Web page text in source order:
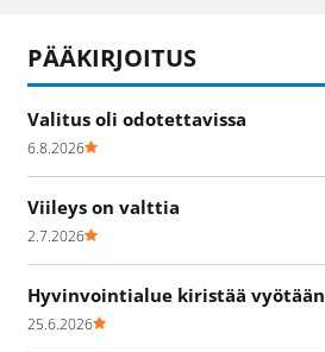
PÄÄKIRJOITUS
Valitus oli odotettavissa
6.8.2026
Viileys on valttia
2.7.2026
Hyvinvointialue kiristää vyötään
25.6.2026